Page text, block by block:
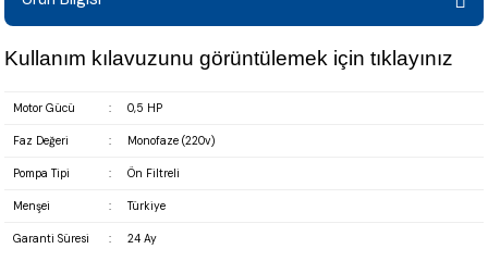
Kullanım kılavuzunu görüntülemek için tıklayınız
Motor Gücü : 0,5 HP
Faz Değeri : Monofaze (220v)
Pompa Tipi : Ön Filtreli
Menşei : Türkiye
Garanti Süresi : 24 Ay